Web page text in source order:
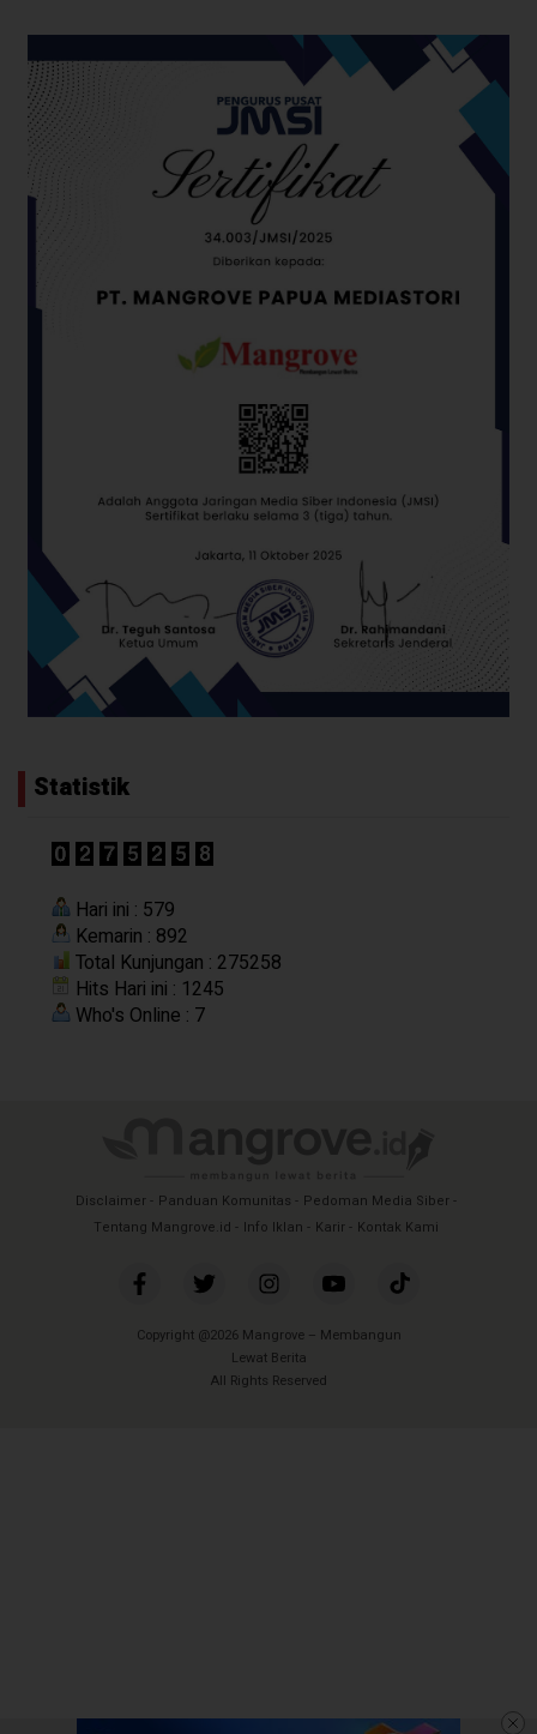
Statistik
Hari ini : 579
Kemarin : 892
Total Kunjungan : 275258
Hits Hari ini : 1245
Who's Online : 7
Disclaimer Panduan Komunitas
Pedoman Media Siber
Tentang Mangrove.id
Info Iklan Karir Kontak Kami
Copyright @2026 Mangrove – Membangun
Lewat Berita
All Rights Reserved